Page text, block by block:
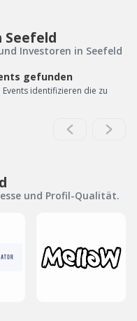
Seefeld
Investoren in Seefeld
gefunden
identifizieren die zu
und Profil-Qualität.